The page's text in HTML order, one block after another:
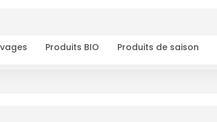
Produits BIO Produits de saison